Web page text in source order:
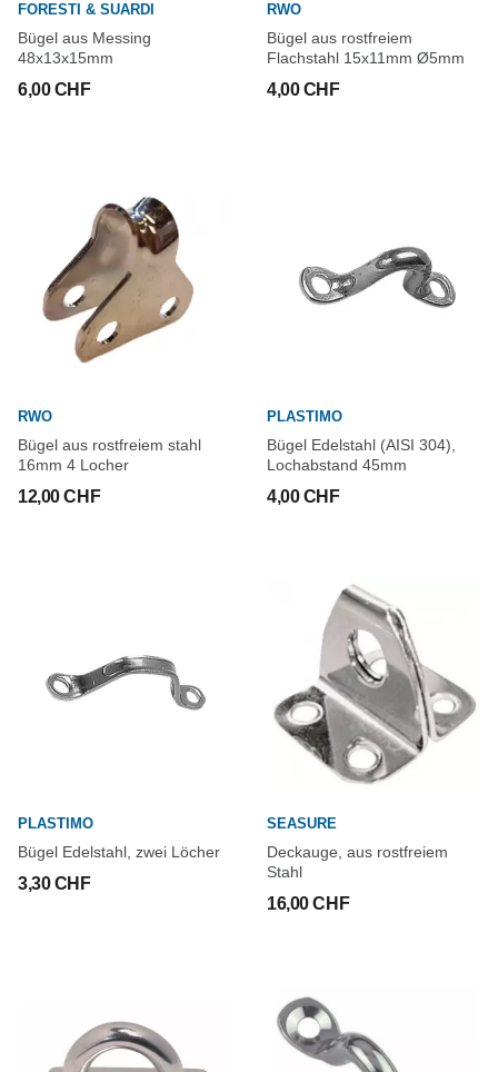
FORESTI & SUARDI
Bügel aus Messing
48x13x15mm
6,00 CHF
RWO
Bügel aus rostfreiem
Flachstahl 15x11mm Ø5mm
4,00 CHF
RWO
Bügel aus rostfreiem stahl
16mm 4 Locher
12,00 CHF
PLASTIMO
Bügel Edelstahl (AISI 304),
Lochabstand 45mm
4,00 CHF
PLASTIMO
Bügel Edelstahl, zwei Löcher
3,30 CHF
SEASURE
Deckauge, aus rostfreiem
Stahl
16,00 CHF